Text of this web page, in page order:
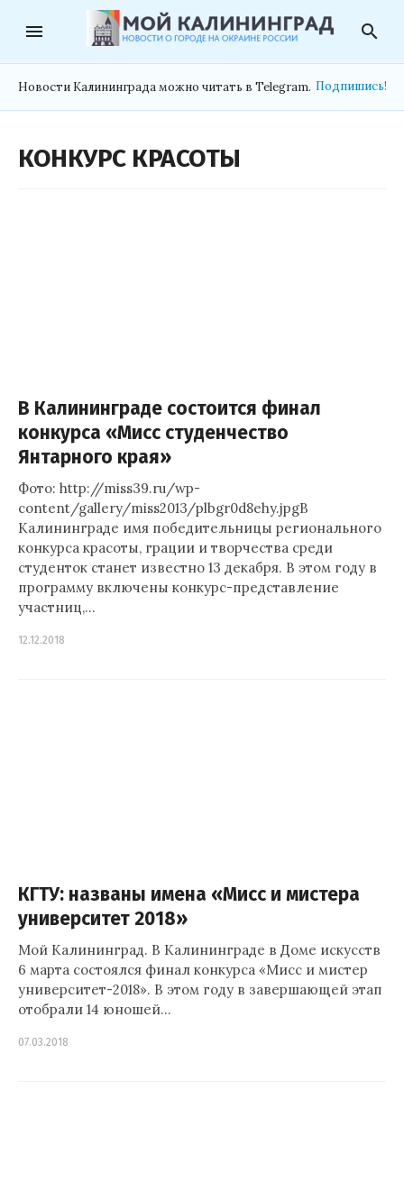
menu search
Новости Калининграда можно читать в Telegram. Подпишись!
КОНКУРС КРАСОТЫ
В Калининграде состоится финал
конкурса «Мисс студенчество
Янтарного края»
Фото: http://miss39.ru/wp-
content/gallery/miss2013/plbgr0d8ehy.jpgВ
Калининграде имя победительницы регионального
конкурса красоты, грации и творчества среди
студенток станет известно 13 декабря. В этом году в
программу включены конкурс-представление
участниц,…
12.12.2018
КГТУ: названы имена «Мисс и мистера
университет 2018»
Мой Калининград. В Калининграде в Доме искусств
6 марта состоялся финал конкурса «Мисс и мистер
университет-2018». В этом году в завершающей этап
отобрали 14 юношей…
07.03.2018